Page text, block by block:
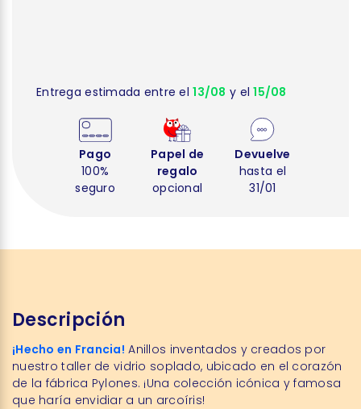
Entrega estimada entre el13/08 y el15/08
Pago
100%
seguro
Papel de
regalo
opcional
Devuelve
hasta el
31/01
Descripción
¡Hecho en Francia! Anillos inventados y creados por
nuestro taller de vidrio soplado, ubicado en el corazón
de la fábrica Pylones. ¡Una colección icónica y famosa
que haría envidiar a un arcoíris!